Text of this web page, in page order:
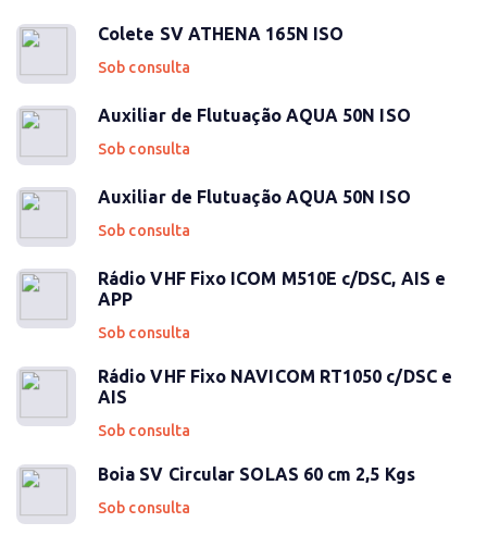
Colete SV ATHENA 165N ISO
Sob consulta
Auxiliar de Flutuação AQUA 50N ISO
Sob consulta
Auxiliar de Flutuação AQUA 50N ISO
Sob consulta
Rádio VHF Fixo ICOM M510E c/DSC, AIS e
APP
Sob consulta
Rádio VHF Fixo NAVICOM RT1050 c/DSC e
AIS
Sob consulta
Boia SV Circular SOLAS 60 cm 2,5 Kgs
Sob consulta